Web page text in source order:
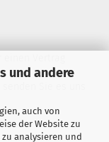
und andere
auch von
der Website zu
analysieren und
Sie es uns